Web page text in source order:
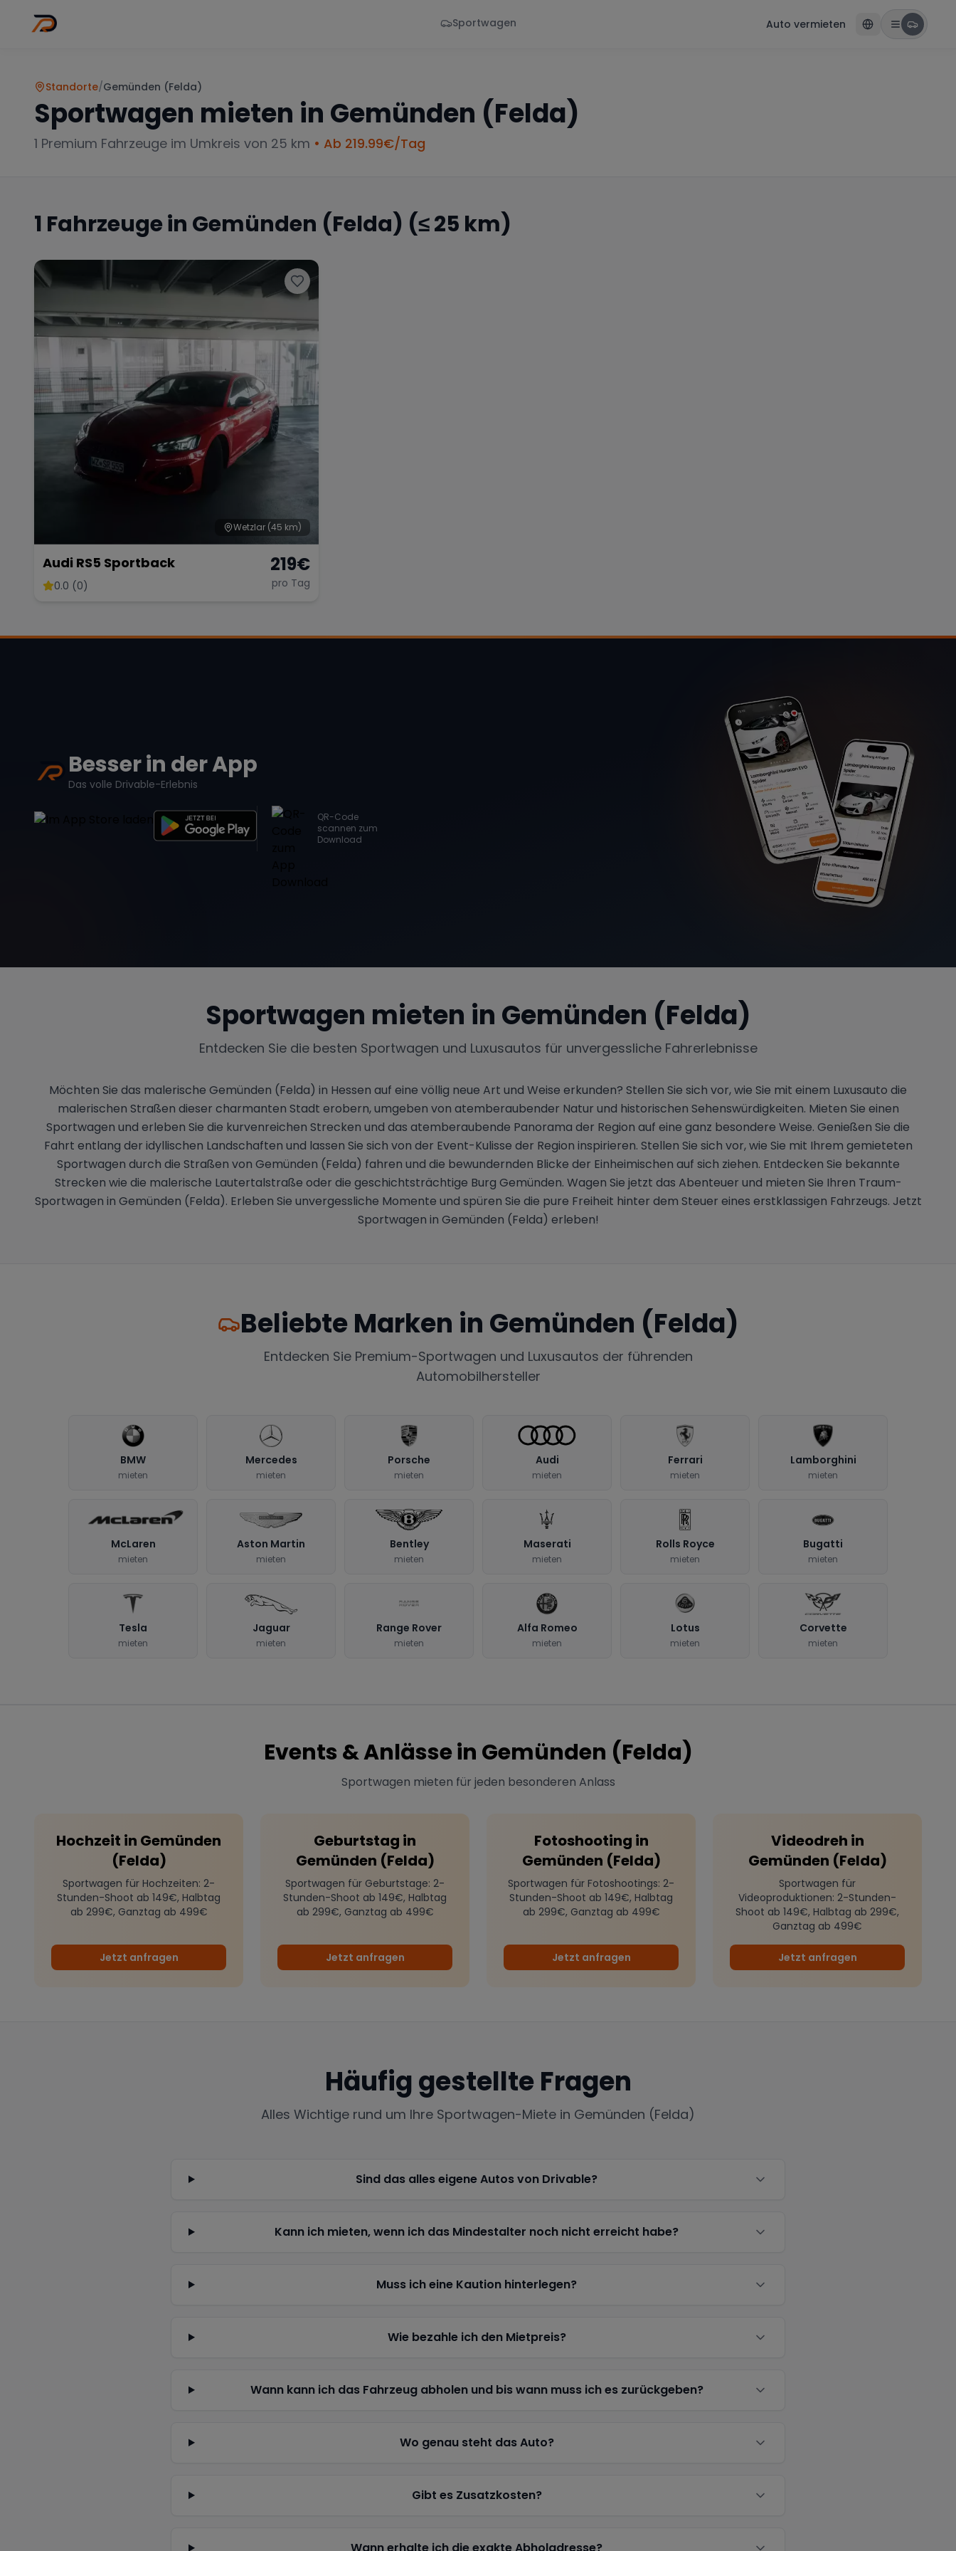
Sportwagen Auto vermieten
Standorte/Gemünden (Felda)
Sportwagen mieten in Gemünden (Felda)
1 Premium Fahrzeuge im Umkreis von 25 km • Ab 219.99€/Tag
1 Fahrzeuge in Gemünden (Felda) (≤ 25 km)
Wetzlar (45 km)
Audi RS5 Sportback
0.0 (0)
219€
pro Tag
Besser in der App
Das volle Drivable-Erlebnis
QR-Code
scannen zum
Download
Sportwagen mieten in Gemünden (Felda)
Entdecken Sie die besten Sportwagen und Luxusautos für unvergessliche Fahrerlebnisse
Möchten Sie das malerische Gemünden (Felda) in Hessen auf eine völlig neue Art und Weise erkunden? Stellen Sie sich vor, wie Sie mit einem Luxusauto die
malerischen Straßen dieser charmanten Stadt erobern, umgeben von atemberaubender Natur und historischen Sehenswürdigkeiten. Mieten Sie einen
Sportwagen und erleben Sie die kurvenreichen Strecken und das atemberaubende Panorama der Region auf eine ganz besondere Weise. Genießen Sie die
Fahrt entlang der idyllischen Landschaften und lassen Sie sich von der Event-Kulisse der Region inspirieren. Stellen Sie sich vor, wie Sie mit Ihrem gemieteten
Sportwagen durch die Straßen von Gemünden (Felda) fahren und die bewundernden Blicke der Einheimischen auf sich ziehen. Entdecken Sie bekannte
Strecken wie die malerische Lautertalstraße oder die geschichtsträchtige Burg Gemünden. Wagen Sie jetzt das Abenteuer und mieten Sie Ihren Traum-
Sportwagen in Gemünden (Felda). Erleben Sie unvergessliche Momente und spüren Sie die pure Freiheit hinter dem Steuer eines erstklassigen Fahrzeugs. Jetzt
Sportwagen in Gemünden (Felda) erleben!
Beliebte Marken in Gemünden (Felda)
Entdecken Sie Premium-Sportwagen und Luxusautos der führenden
Automobilhersteller
BMW
mieten
Mercedes
mieten
Porsche
mieten
Audi
mieten
Ferrari
mieten
Lamborghini
mieten
McLaren
mieten
Aston Martin
mieten
Bentley
mieten
Maserati
mieten
Rolls Royce
mieten
Bugatti
mieten
Tesla
mieten
Jaguar
mieten
Range Rover
mieten
Alfa Romeo
mieten
Lotus
mieten
Corvette
mieten
Events & Anlässe in Gemünden (Felda)
Sportwagen mieten für jeden besonderen Anlass
Hochzeit in Gemünden
(Felda)
Sportwagen für Hochzeiten: 2-
Stunden-Shoot ab 149€, Halbtag
ab 299€, Ganztag ab 499€
Jetzt anfragen
Geburtstag in
Gemünden (Felda)
Sportwagen für Geburtstage: 2-
Stunden-Shoot ab 149€, Halbtag
ab 299€, Ganztag ab 499€
Jetzt anfragen
Fotoshooting in
Gemünden (Felda)
Sportwagen für Fotoshootings: 2-
Stunden-Shoot ab 149€, Halbtag
ab 299€, Ganztag ab 499€
Jetzt anfragen
Videodreh in
Gemünden (Felda)
Sportwagen für
Videoproduktionen: 2-Stunden-
Shoot ab 149€, Halbtag ab 299€,
Ganztag ab 499€
Jetzt anfragen
Häufig gestellte Fragen
Alles Wichtige rund um Ihre Sportwagen-Miete in Gemünden (Felda)
Sind das alles eigene Autos von Drivable?
Kann ich mieten, wenn ich das Mindestalter noch nicht erreicht habe?
Muss ich eine Kaution hinterlegen?
Wie bezahle ich den Mietpreis?
Wann kann ich das Fahrzeug abholen und bis wann muss ich es zurückgeben?
Wo genau steht das Auto?
Gibt es Zusatzkosten?
Wann erhalte ich die exakte Abholadresse?